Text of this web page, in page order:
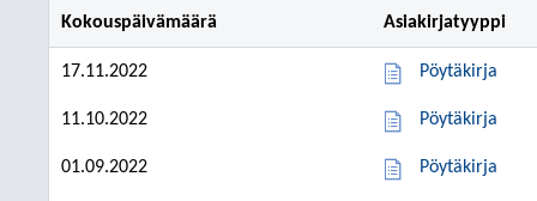
Kokouspäivämäärä Asiakirjatyyppi
17.11.2022 Pöytäkirja
11.10.2022 Pöytäkirja
01.09.2022 Pöytäkirja